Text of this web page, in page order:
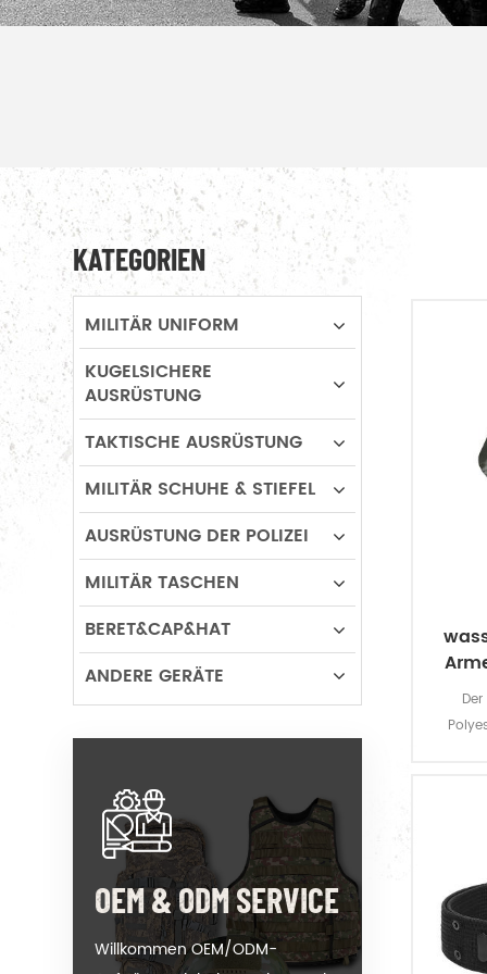
KATEGORIEN
MILITÄR UNIFORM
KUGELSICHERE
AUSRÜSTUNG
TAKTISCHE AUSRÜSTUNG
MILITÄR SCHUHE & STIEFEL
AUSRÜSTUNG DER POLIZEI
MILITÄR TASCHEN
BERET&CAP&HAT
ANDERE GERÄTE
OEM & ODM SERVICE
Willkommen OEM/ODM-